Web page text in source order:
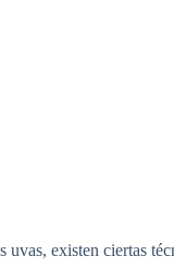
existen ciertas